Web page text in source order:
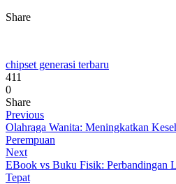
Share
chipset generasi terbaru
411
0
Share
Previous
Olahraga Wanita: Meningkatkan
Perempuan
Next
EBook vs Buku Fisik: Perbandingan
Tepat